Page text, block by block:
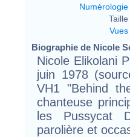
Numérologie
Taille
Vues
Biographie de Nicole
Nicole Elikolani
juin 1978
VH1 "Behind
chanteuse
les Pussycat
parolière et